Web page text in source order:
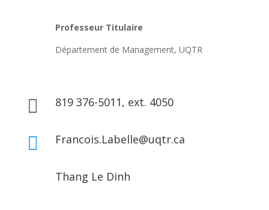
Professeur Titulaire
Département de Management, UQTR
 819 376-5011, ext. 4050
 Francois.Labelle@uqtr.ca
Thang Le Dinh